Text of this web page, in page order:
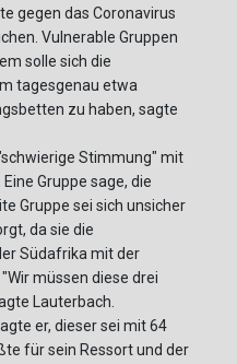
gegen das Coronavirus
Vulnerable Gruppen
solle sich die
tagesgenau etwa
zu haben, sagte
Stimmung" mit
Gruppe sage, die
Gruppe sei sich unsicher
da sie die
Südafrika mit der
müssen diese drei
Lauterbach.
er, dieser sei mit 64
für sein Ressort und der